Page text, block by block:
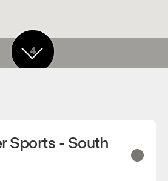
4
Sports - South